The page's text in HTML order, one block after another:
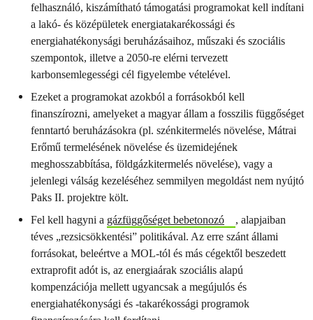
felhasználó, kiszámítható támogatási programokat kell indítani
a lakó- és középületek energiatakarékossági és
energiahatékonysági beruházásaihoz, műszaki és szociális
szempontok, illetve a 2050-re elérni tervezett
karbonsemlegességi cél figyelembe vételével.
Ezeket a programokat azokból a forrásokból kell
finanszírozni, amelyeket a magyar állam a fosszilis függőséget
fenntartó beruházásokra (pl. szénkitermelés növelése, Mátrai
Erőmű termelésének növelése és üzemidejének
meghosszabbítása, földgázkitermelés növelése), vagy a
jelenlegi válság kezeléséhez semmilyen megoldást nem nyújtó
Paks II. projektre költ.
Fel kell hagyni a gázfüggőséget bebetonozó
, alapjaiban
téves „rezsicsökkentési” politikával. Az erre szánt állami
forrásokat, beleértve a MOL-tól és más cégektől beszedett
extraprofit adót is, az energiaárak szociális alapú
kompenzációja mellett ugyancsak a megújulós és
energiahatékonysági és -takarékossági programok